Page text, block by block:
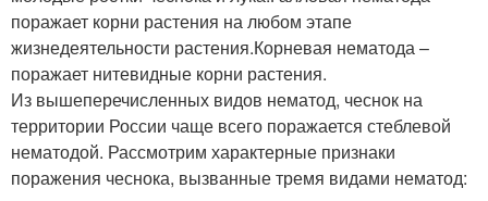
поражает корни растения на любом этапе
жизнедеятельности растения.Корневая нематода –
поражает нитевидные корни растения.
Из вышеперечисленных видов нематод, чеснок на
территории России чаще всего поражается стеблевой
нематодой. Рассмотрим характерные признаки
поражения чеснока, вызванные тремя видами нематод: